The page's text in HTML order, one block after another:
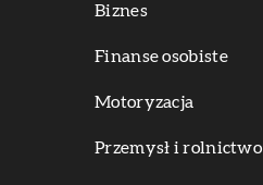
Biznes
Finanse osobiste
Motoryzacja
Przemysł i rolnictwo